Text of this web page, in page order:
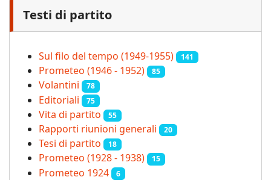
Testi di partito
Sul filo del tempo (1949-1955) 141
Prometeo (1946 - 1952) 85
Volantini 78
Editoriali 75
Vita di partito 55
Rapporti riunioni generali 20
Tesi di partito 18
Prometeo (1928 - 1938) 15
Prometeo 1924 6